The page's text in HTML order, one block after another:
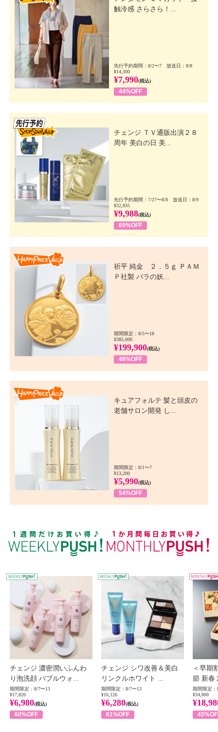
触冷感 さらさら！...
先行予約期間：8/2〜7 放送日：8/8
¥14,300
¥7,990(税込)
44%OFF
チェンジ ＴＶ通販出演２８
周年 美白の日 美...
先行予約期間：7/27〜8/8 放送日：8/9
¥32,835
¥9,988(税込)
69%OFF
祈平 純金 ２．５ｇ ＰＡＭ
Ｐ社製 バラの妖...
期間限定：8/5〜18
¥385,000
¥199,900(税込)
48%OFF
キュアフォルテ 髪と頭皮の
老舗サロン開発 し...
期間限定：8/1〜7
¥13,200
¥5,990(税込)
54%OFF
WEEKLY PUSH
チェンジ 濃密潤いふんわ
り泡洗顔 バブルウォ...
期間限定：8/7〜13
¥17,820
¥6,980(税込)
60%OFF
チェンジ シワ改善＆美白
リンクルホワイト ...
期間限定：8/7〜13
¥16,126
¥6,280(税込)
61%OFF
＜早期
節 新春
期間限定：
¥34,800